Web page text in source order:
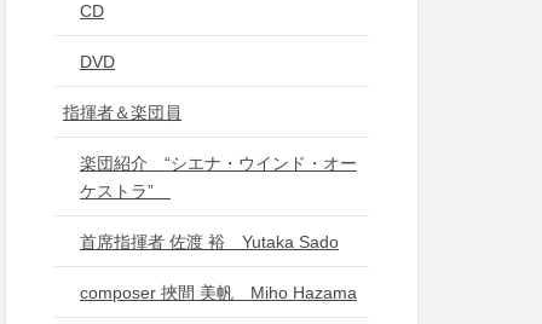
CD
DVD
指揮者＆楽団員
楽団紹介 “シエナ・ウインド・オー
ケストラ”
首席指揮者 佐渡 裕 Yutaka Sado
composer 挾間 美帆 Miho Hazama